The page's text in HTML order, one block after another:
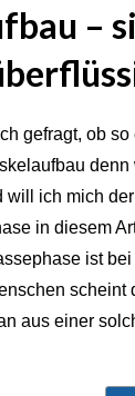
–
gefragt, ob so
will ich mich
in diesem
ist
scheint
aus einer